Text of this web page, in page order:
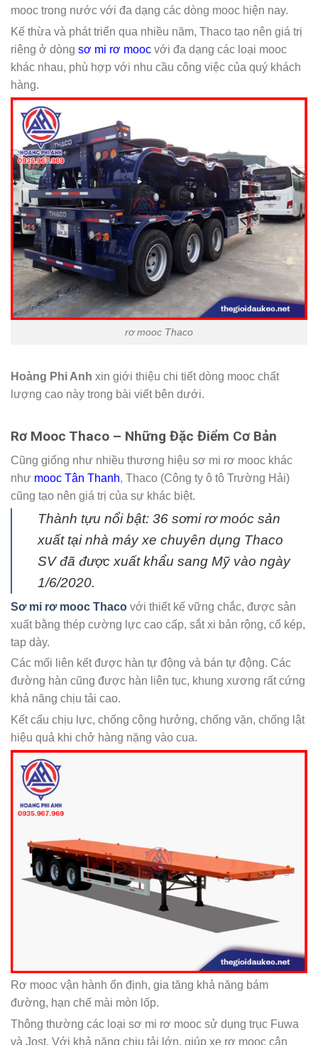
mooc trong nước với đa dạng các dòng mooc hiện nay.
Kế thừa và phát triển qua nhiều năm, Thaco tạo nên giá trị
riêng ở dòng sơ mi rơ mooc với đa dạng các loại mooc
khác nhau, phù hợp với nhu cầu công việc của quý khách
hàng.
rơ mooc Thaco
Hoàng Phi Anh xin giới thiệu chi tiết dòng mooc chất
lượng cao này trong bài viết bên dưới.
Rơ Mooc Thaco – Những Đặc Điểm Cơ Bản
Cũng giống như nhiều thương hiệu sơ mi rơ mooc khác
như mooc Tân Thanh, Thaco (Công ty ô tô Trường Hải)
cũng tạo nên giá trị của sự khác biệt.
Thành tựu nổi bật: 36 sơmi rơ moóc sản
xuất tại nhà máy xe chuyên dụng Thaco
SV đã được xuất khẩu sang Mỹ vào ngày
1/6/2020.
Sơ mi rơ mooc Thaco với thiết kế vững chắc, được sản
xuất bằng thép cường lực cao cấp, sắt xi bản rộng, cổ kép,
tap dày.
Các mối liên kết được hàn tự động và bán tự động. Các
đường hàn cũng được hàn liên tục, khung xương rất cứng
khả năng chịu tải cao.
Kết cấu chịu lực, chống cộng hưởng, chống vặn, chống lật
hiệu quả khi chở hàng nặng vào cua.
Rơ mooc vận hành ổn định, gia tăng khả năng bám
đường, hạn chế mài mòn lốp.
Thông thường các loại sơ mi rơ mooc sử dụng trục Fuwa
và Jost. Với khả năng chịu tải lớn, giúp xe rơ mooc cân